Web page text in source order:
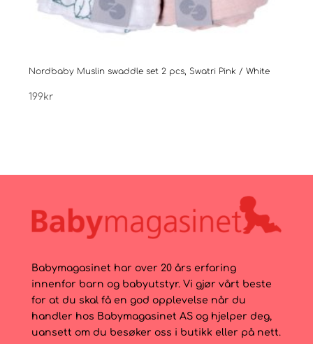
Nordbaby Muslin swaddle set 2 pcs, Swatri Pink / White
199kr
Babymagasinet har over 20 års erfaring
innenfor barn og babyutstyr. Vi gjør vårt beste
for at du skal få en god opplevelse når du
handler hos Babymagasinet AS og hjelper deg,
uansett om du besøker oss i butikk eller på nett.